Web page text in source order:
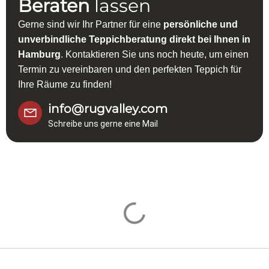
Beraten lassen
Gerne sind wir Ihr Partner für eine persönliche und
unverbindliche Teppichberatung direkt bei Ihnen in
Hamburg. Kontaktieren Sie uns noch heute, um einen
Termin zu vereinbaren und den perfekten Teppich für
Ihre Räume zu finden!
info@rugvalley.com
Schreibe uns gerne eine Mail